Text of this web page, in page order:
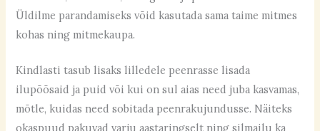
Üldilme parandamiseks võid kasutada sama taime mitmes
kohas ning mitmekaupa.
Kindlasti tasub lisaks lilledele peenrasse lisada
ilupõõsaid ja puid või kui on sul aias need juba kasvamas,
mõtle, kuidas need sobitada peenrakujundusse. Näiteks
okaspuud pakuvad varju aastaringselt ning silmailu ka